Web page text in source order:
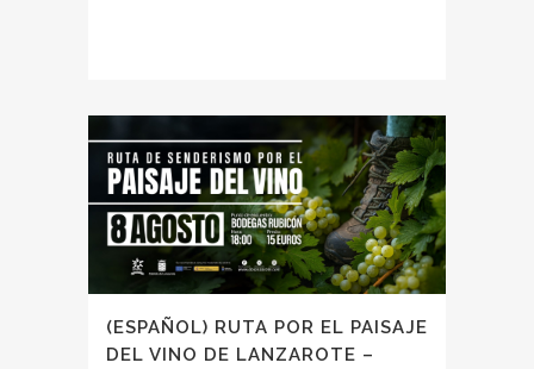
(ESPAÑOL) RUTA POR EL PAISAJE
DEL VINO DE LANZAROTE –